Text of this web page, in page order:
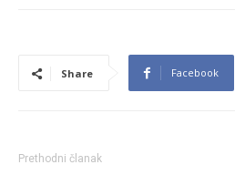
Share Facebook
Prethodni članak